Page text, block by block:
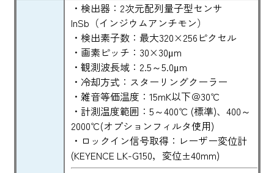
・検出器：2次元配列量子型センサ
InSb（インジウムアンチモン）
・検出素子数：最大320×256ピクセル
・画素ピッチ：30×30μm
・観測波長域：2.5～5.0μm
・冷却方式：スターリングクーラー
・雑音等価温度：15mK以下＠30℃
・計測温度範囲：5～400℃ (標準)、400～
2000℃(オプションフィルタ使用)
・ロックイン信号取得：レーザー変位計
(KEYENCE LK-G150，変位±40mm)